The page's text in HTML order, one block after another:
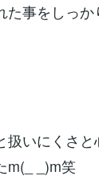
事をしっか
いにくさ
m(_ _)m笑